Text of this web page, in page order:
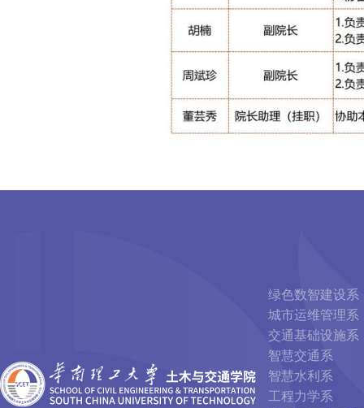
绿色数智建设系
城市运维管理系
交通基础设施系
智慧交通系
智慧水利系
工程力学系